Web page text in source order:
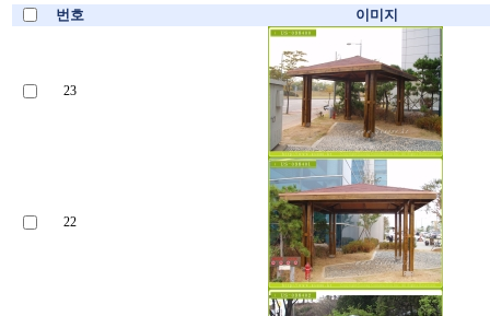
번호 이미지
23
22